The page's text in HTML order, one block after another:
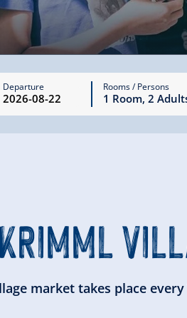
Departure Rooms / Persons
1 Room, 2
KRIMML
market takes place